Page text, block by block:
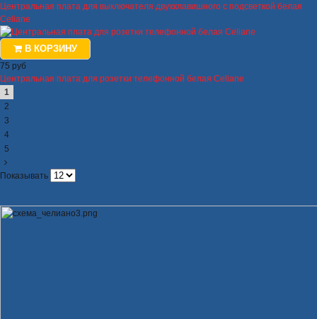
Центральная плата для выключателя двухклавишного с подсветкой белая
Celiane
В КОРЗИНУ
75 руб
Центральная плата для розетки телефонной белая Celiane
1
2
3
4
5
Показывать